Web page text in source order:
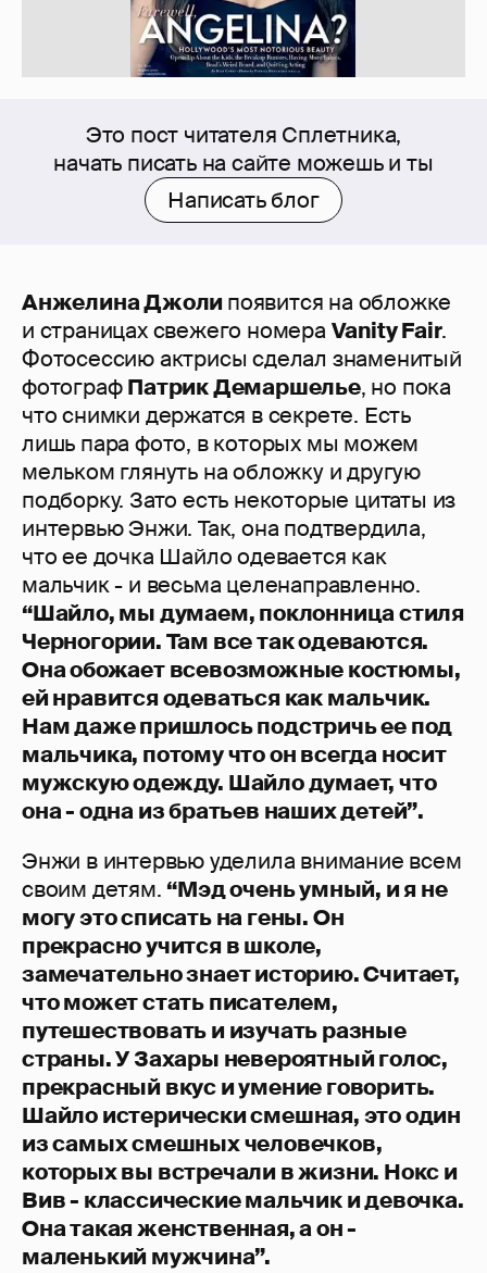
Это пост читателя Сплетника,
начать писать на сайте можешь и ты
Написать блог
Анжелина Джоли появится на обложке
и страницах свежего номера Vanity Fair.
Фотосессию актрисы сделал знаменитый
фотографПатрик Демаршелье, но пока
что снимки держатся в секрете. Есть
лишь пара фото, в которых мы можем
мельком глянуть на обложку и другую
подборку. Зато есть некоторые цитаты из
интервью Энжи. Так, она подтвердила,
что ее дочка Шайло одевается как
мальчик - и весьма целенаправленно.
“Шайло, мы думаем, поклонница стиля
Черногории. Там все так одеваются.
Она обожает всевозможные костюмы,
ей нравится одеваться как мальчик.
Нам даже пришлось подстричь ее под
мальчика, потому что он всегда носит
мужскую одежду. Шайло думает, что
она - одна из братьев наших детей”.
Энжи в интервью уделила внимание всем
своим детям. “Мэд очень умный, и я не
могу это списать на гены. Он
прекрасно учится в школе,
замечательно знает историю. Считает,
что может стать писателем,
путешествовать и изучать разные
страны. У Захары невероятный голос,
прекрасный вкус и умение говорить.
Шайло истерически смешная, это один
из самых смешных человечков,
которых вы встречали в жизни. Нокс и
Вив - классические мальчик и девочка.
Она такая женственная, а он -
маленький мужчина”.